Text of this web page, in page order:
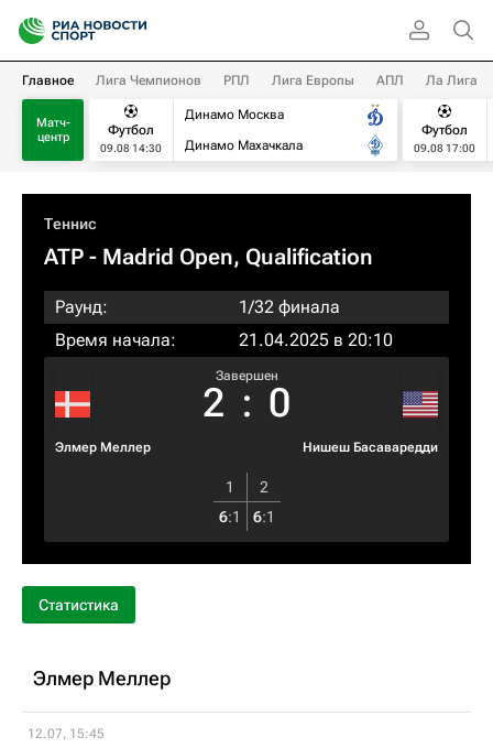
Главное Лига Чемпионов РПЛ Лига Европы АПЛ Ла Лига
Матч-
центр
Футбол
09.08 14:30
Динамо Москва
Динамо Махачкала
Футбол
09.08 17:00
Теннис
ATP - Madrid Open, Qualification
Раунд:
1/32 финала
Время начала:
21.04.2025 в 20:10
Элмер Меллер
Завершен
2 : 0
Нишеш Басаваредди
1
2
6:1 6:1
Статистика
Элмер Меллер
12.07, 15:45